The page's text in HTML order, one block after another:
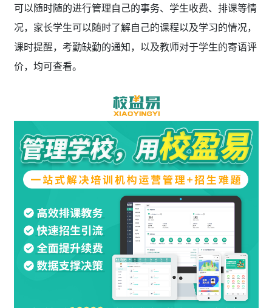
可以随时随的进行管理自己的事务、学生收费、排课等情
况，家长学生可以随时了解自己的课程以及学习的情况，
课时提醒，考勤缺勤的通知，以及教师对于学生的寄语评
价，均可查看。